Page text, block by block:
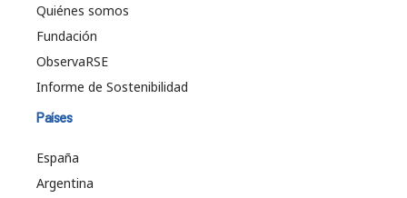
Quiénes somos
Fundación
ObservaRSE
Informe de Sostenibilidad
Países
España
Argentina